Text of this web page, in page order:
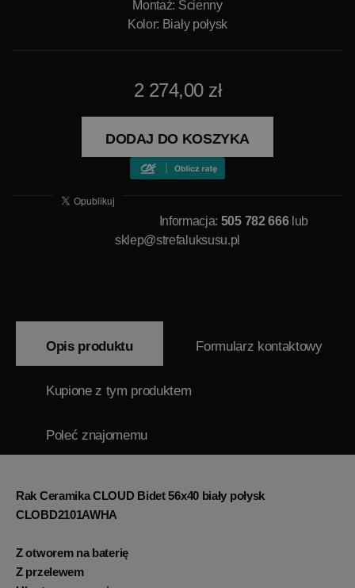
Montaż: Ścienny
Kolor: Biały połysk
2 274,00 zł
DODAJ DO KOSZYKA
Informacja: 505 782 666lub
sklep@strefaluksusu.pl
Opis produktu Formularz kontaktowy
Kupione z tym produktem
Poleć znajomemu
Rak Ceramika CLOUD Bidet 56x40 biały połysk
CLOBD2101AWHA
Z otworem na baterię
Z przelewem